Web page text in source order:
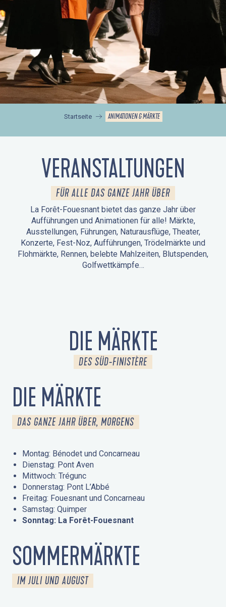
Startseite ANIMATIONEN & MÄRKTE
VERANSTALTUNGEN
FÜR ALLE DAS GANZE JAHR ÜBER
La Forêt-Fouesnant bietet das ganze Jahr über
Aufführungen und Animationen für alle! Märkte,
Ausstellungen, Führungen, Naturausflüge, Theater,
Konzerte, Fest-Noz, Aufführungen, Trödelmärkte und
Flohmärkte, Rennen, belebte Mahlzeiten, Blutspenden,
Golfwettkämpfe…
DIE MÄRKTE
DES SÜD-FINISTÈRE
DIE MÄRKTE
DAS GANZE JAHR ÜBER, MORGENS
Montag: Bénodet und Concarneau
Dienstag: Pont Aven
Mittwoch: Trégunc
Donnerstag: Pont L’Abbé
Freitag: Fouesnant und Concarneau
Samstag: Quimper
Sonntag: La Forêt-Fouesnant
SOMMERMÄRKTE
IM JULI UND AUGUST